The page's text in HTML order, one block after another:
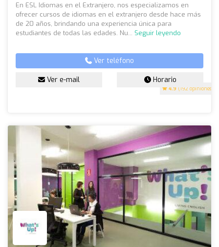
4.9 (192 opiniones)
En ESL Idiomas en el Extranjero, nos especializamos en
ofrecer cursos de idiomas en el extranjero desde hace más
de 20 años, brindando una experiencia única para
estudiantes de todas las edades. Nu... Seguir leyendo
Ver teléfono
Ver e-mail Horario